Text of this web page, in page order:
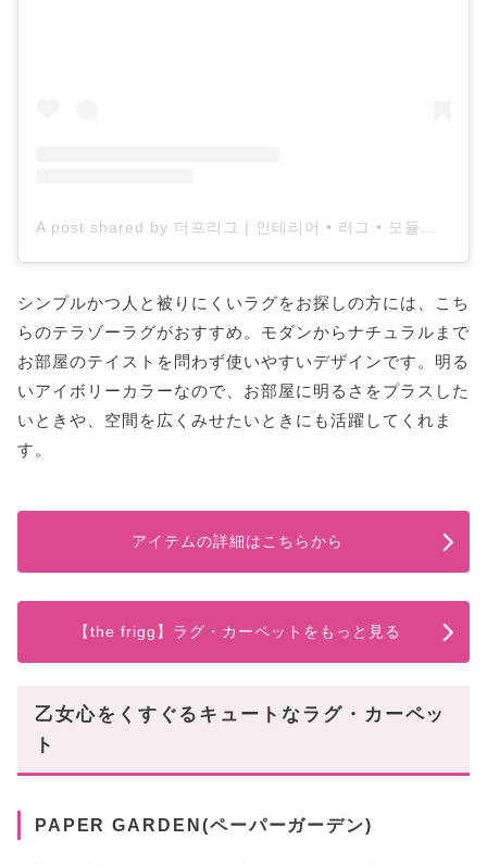
A post shared by 더프리그 | 인테리어 • 러그 • 모듈가구 (@the.frigg)
シンプルかつ人と被りにくいラグをお探しの方には、こち
らのテラゾーラグがおすすめ。モダンからナチュラルまで
お部屋のテイストを問わず使いやすいデザインです。明る
いアイボリーカラーなので、お部屋に明るさをプラスした
いときや、空間を広くみせたいときにも活躍してくれま
す。
アイテムの詳細はこちらから
【the frigg】ラグ・カーペットをもっと見る
乙女心をくすぐるキュートなラグ・カーペッ
ト
PAPER GARDEN(ペーパーガーデン)